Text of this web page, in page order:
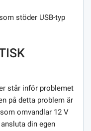
stöder USB-typ
står inför problemet
på detta problem är
omvandlar 12 V
din egen